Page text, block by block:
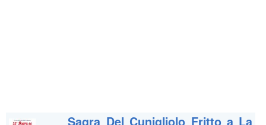
Sagra Del Cunigliolo Fritto a La